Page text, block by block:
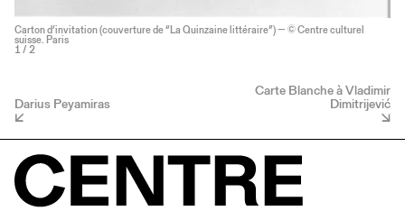
Carton d’invitation (couverture de “La Quinzaine littéraire”) — © Centre culturel
suisse. Paris
1 / 2
Darius Peyamiras
Carte Blanche à Vladimir
Dimitrijević